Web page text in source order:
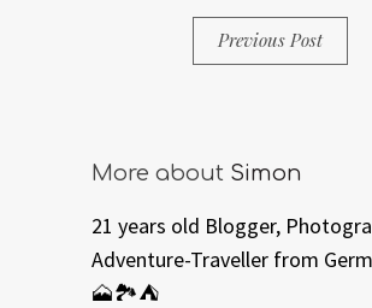
Previous Post
More about Simon
21 years old Blogger,
Adventure-Traveller from
🗻🏞⛺️